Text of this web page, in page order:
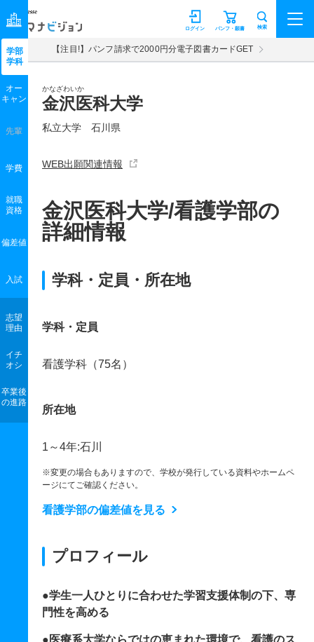
マナビジョン パンフ・願書
ログイン 検索
【注目!】パンフ請求で2000円分電子図書カードGET
かなざわいか
金沢医科大学
私立大学 石川県
WEB出願関連情報
学部
学科
オー
キャン
先輩
学費
就職
資格
偏差値
入試
志望
理由
イチ
オシ
卒業後
の進路
金沢医科大学/看護学部の
詳細情報
学科・定員・所在地
学科・定員
看護学科（75名）
所在地
1～4年:石川
※変更の場合もありますので、学校が発行している資料やホームペ
ージにてご確認ください。
看護学部の偏差値を見る
プロフィール
●学生一人ひとりに合わせた学習支援体制の下、専
門性を高める
●医療系大学ならではの恵まれた環境で、看護のス